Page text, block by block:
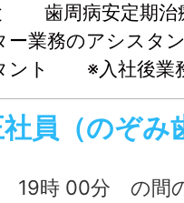
歯周病安定期治
業務のアシスタ
ント ※入社後業
員（のぞみ
時 00分 の間